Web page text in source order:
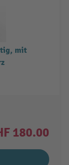
mit
180.00